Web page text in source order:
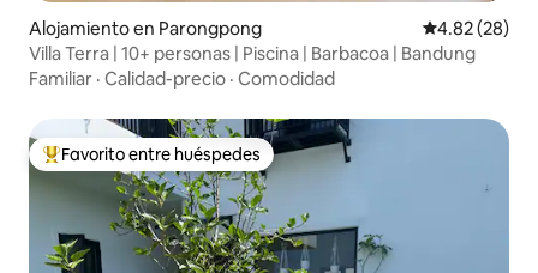
Alojamiento en Parongpong Calificación
4.82 (28)
Villa Terra | 10+ personas | Piscina | Barbacoa | Bandung
Familiar · Calidad-precio · Comodidad
Favorito entre huéspedes preferido
Favorito entre huéspedes